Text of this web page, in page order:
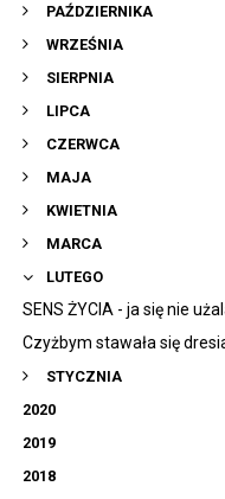
PAŹDZIERNIKA
WRZEŚNIA
SIERPNIA
LIPCA
CZERWCA
MAJA
KWIETNIA
MARCA
LUTEGO
SENS ŻYCIA - ja się nie
Czyżbym stawała się
STYCZNIA
2020
2019
2018